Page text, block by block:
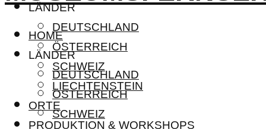
LÄNDER
DEUTSCHLAND
ÖSTERREICH
SCHWEIZ
LIECHTENSTEIN
ORTE
PRODUKTION & WORKSHOPS
HOME
LÄNDER
DEUTSCHLAND
ÖSTERREICH
SCHWEIZ